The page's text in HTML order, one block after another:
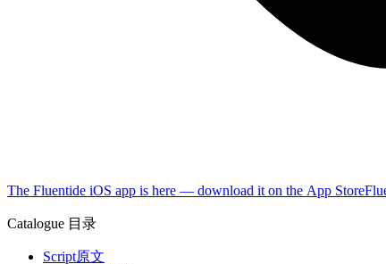
The Fluentide iOS app is here — download it on the App Store
Catalogue 目录
Script原文